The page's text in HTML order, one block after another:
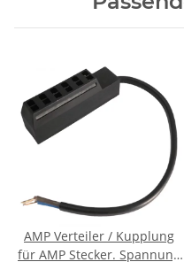
AMP Verteiler / Kupplung
für AMP Stecker. Spannung